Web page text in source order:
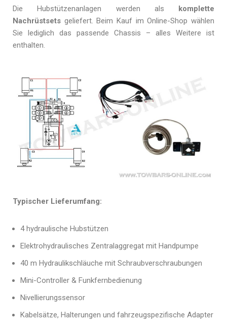
Die Hubstützenanlagen werden als komplette
Nachrüstsets geliefert. Beim Kauf im Online-Shop wählen
Sie lediglich das passende Chassis – alles Weitere ist
enthalten.
Typischer Lieferumfang:
4 hydraulische Hubstützen
Elektrohydraulisches Zentralaggregat mit Handpumpe
40 m Hydraulikschläuche mit Schraubverschraubungen
Mini-Controller & Funkfernbedienung
Nivellierungssensor
Kabelsätze, Halterungen und fahrzeugspezifische Adapter